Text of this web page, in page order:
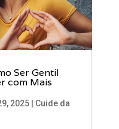
Ser Gentil
com Mais
2025| Cuide da